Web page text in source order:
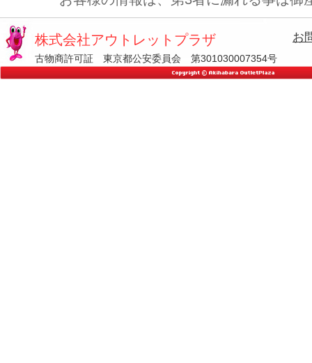
株式会社アウトレットプラザ
古物商許可証 東京都公安委員会 第301030007354号
お